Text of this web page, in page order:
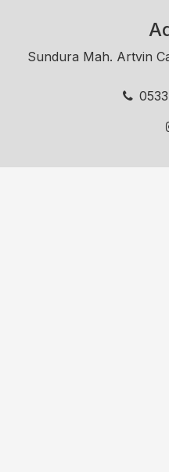
Sundura Mah. Artvin